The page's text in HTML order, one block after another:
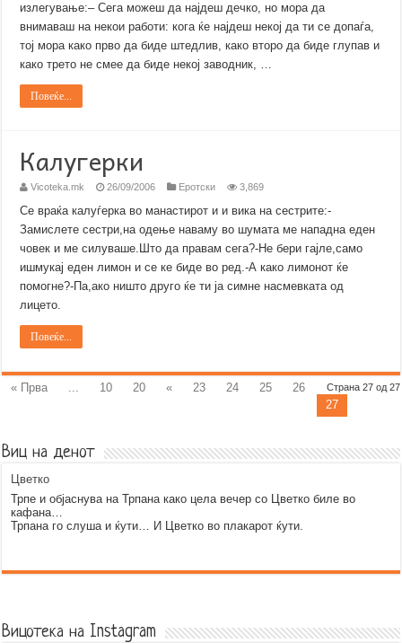
излегување:– Сега можеш да најдеш дечко, но мора да
внимаваш на некои работи: кога ќе најдеш некој да ти се допаѓа,
тој мора како прво да биде штедлив, како второ да биде глупав и
како трето не смее да биде некој заводник, …
Повеќе...
Калугерки
Vicoteka.mk 26/09/2006 Еротски 3,869
Се враќа калуѓерка во манастирот и и вика на сестрите:-
Замислете сестри,на одење наваму во шумата ме нападна еден
човек и ме силуваше.Што да правам сега?-Не бери гајле,само
ишмукај еден лимон и се ке биде во ред.-А како лимонот ќе
помогне?-Па,ако ништо друго ќе ти ја симне насмевката од
лицето.
Повеќе...
Страна 27 од 27
« Прва ... 10 20 « 23 24 25
26
27
Виц на денот
Цветко
Трпе и објаснува на Трпана како цела вечер со Цветко биле во
кафана…
Трпана го слуша и ќути… И Цветко во плакарот ќути.
Вицотека на Instagram